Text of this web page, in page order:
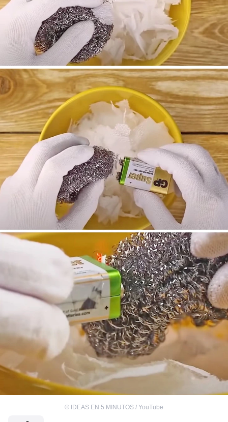
© IDEAS EN 5 MINUTOS / YouTube